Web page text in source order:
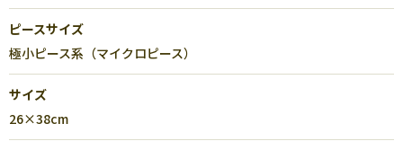
ピースサイズ
極小ピース系（マイクロピース）
サイズ
26×38cm